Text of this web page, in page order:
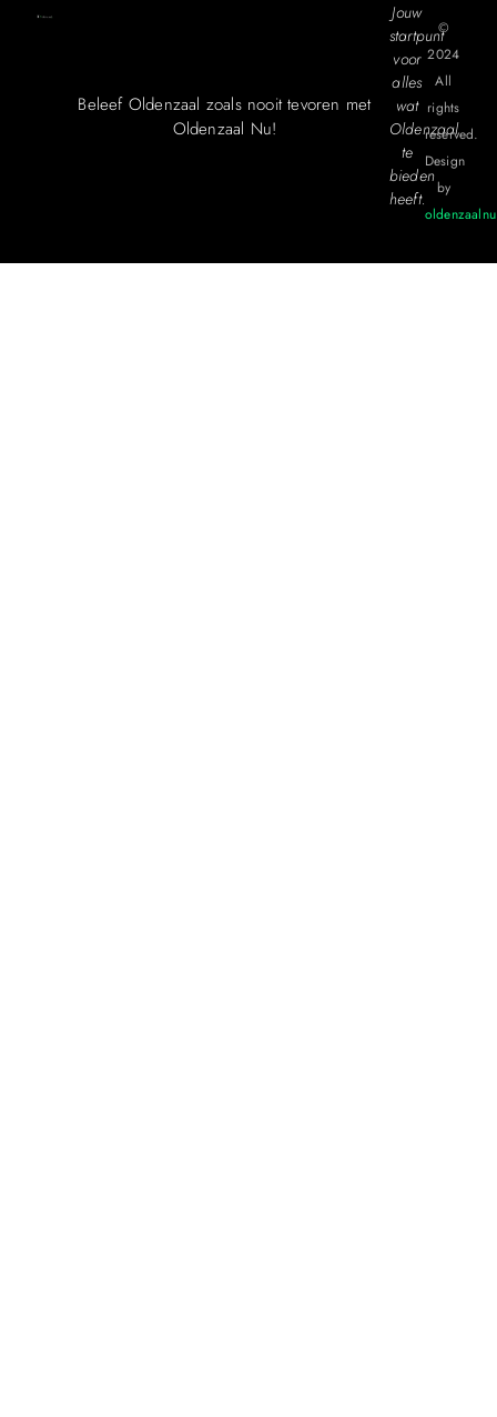
Beleef Oldenzaal zoals nooit tevoren met
Oldenzaal Nu!
Jouw
startpunt
voor
alles
wat
Oldenzaal
te
bieden
heeft.
©
2024
All
rights
reserved.
Design
by